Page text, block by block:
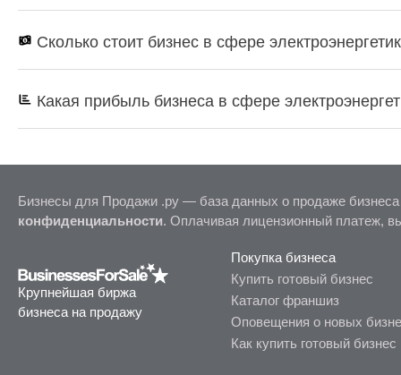
Сколько стоит бизнес в сфере
Какая прибыль бизнеса в сфере
Бизнесы для Продажи .ру — база данных о продаже
конфиденциальности. Оплачивая лицензионный платеж,
Крупнейшая биржа
бизнеса на продажу
Покупка бизнеса
Купить готовый бизнес
Каталог франшиз
Оповещения о новых
Как купить готовый бизнес